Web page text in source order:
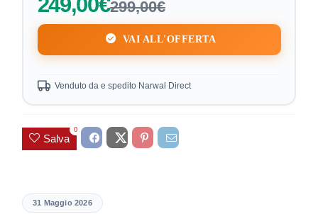
299,00€
VAI ALL'OFFERTA
Venduto da e spedito Narwal Direct
Salva
0
31 Maggio 2026